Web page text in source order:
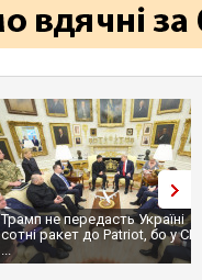
Трамп не передасть Україні
сотні ракет до Patriot, бо у
...